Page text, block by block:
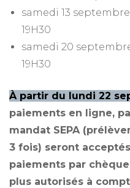
samedi 13 septembre
19H30
samedi 20 septembre
19H30
À partir du lundi 22
paiements en ligne,
mandat SEPA
3 fois) seront
paiements par
plus autorisés à